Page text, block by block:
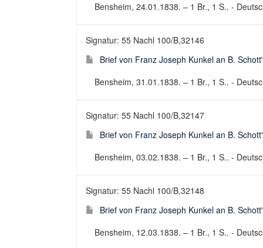
Bensheim, 24.01.1838. – 1 Br., 1 S.. -
Signatur: 55 Nachl 100/B,32146
Brief von Franz Joseph Kunkel an B.
Bensheim, 31.01.1838. – 1 Br., 1 S.. -
Signatur: 55 Nachl 100/B,32147
Brief von Franz Joseph Kunkel an B.
Bensheim, 03.02.1838. – 1 Br., 1 S.. -
Signatur: 55 Nachl 100/B,32148
Brief von Franz Joseph Kunkel an B.
Bensheim, 12.03.1838. – 1 Br., 1 S.. -